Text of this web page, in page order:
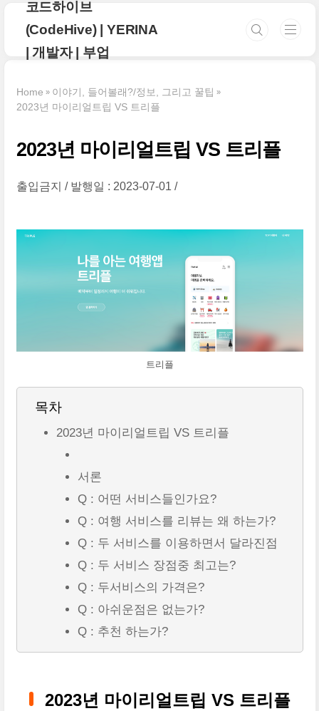
본문 바로가기
코드하이브
(CodeHive) | YERINA
| 개발자 | 부업
Home
이야기, 들어볼래?/정보, 그리고 꿀팁
2023년 마이리얼트립 VS 트리플
2023년 마이리얼트립 VS 트리플
출입금지 발행일 : 2023-07-01
트리플
목차
2023년 마이리얼트립 VS 트리플
서론
Q : 어떤 서비스들인가요?
Q : 여행 서비스를 리뷰는 왜 하는가?
Q : 두 서비스를 이용하면서 달라진점
Q : 두 서비스 장점중 최고는?
Q : 두서비스의 가격은?
Q : 아쉬운점은 없는가?
Q : 추천 하는가?
2023년 마이리얼트립 VS 트리플